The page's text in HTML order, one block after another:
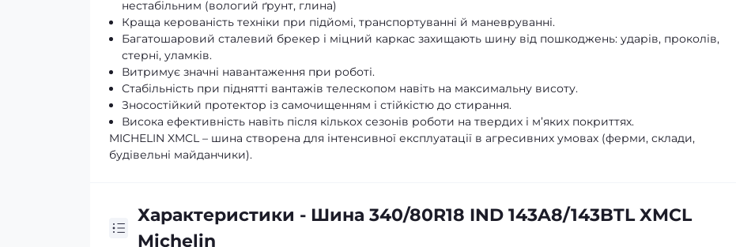
нестабільним (вологий ґрунт, глина)
Краща керованість техніки при підйомі, транспортуванні й маневруванні.
Багатошаровий сталевий брекер і міцний каркас захищають шину від пошкоджень: ударів, проколів,
стерні, уламків.
Витримує значні навантаження при роботі.
Стабільність при піднятті вантажів телескопом навіть на максимальну висоту.
Зносостійкий протектор із самочищенням і стійкістю до стирання.
Висока ефективність навіть після кількох сезонів роботи на твердих і м’яких покриттях.
MICHELIN XMCL – шина створена для інтенсивної експлуатації в агресивних умовах (ферми, склади,
будівельні майданчики).
Характеристики - Шина 340/80R18 IND 143A8/143BTL XMCL
Michelin